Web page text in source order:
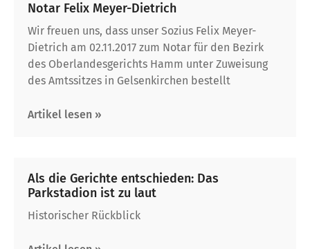
Notar Felix Meyer-Dietrich
Wir freuen uns, dass unser Sozius Felix Meyer-
Dietrich am 02.11.2017 zum Notar für den Bezirk
des Oberlandesgerichts Hamm unter Zuweisung
des Amtssitzes in Gelsenkirchen bestellt
Artikel lesen »
Als die Gerichte entschieden: Das
Parkstadion ist zu laut
Historischer Rückblick